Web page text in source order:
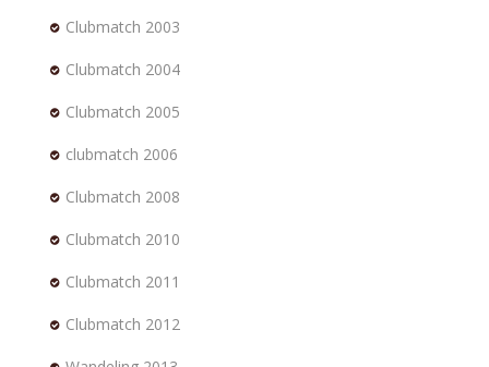
Clubmatch 2003
Clubmatch 2004
Clubmatch 2005
clubmatch 2006
Clubmatch 2008
Clubmatch 2010
Clubmatch 2011
Clubmatch 2012